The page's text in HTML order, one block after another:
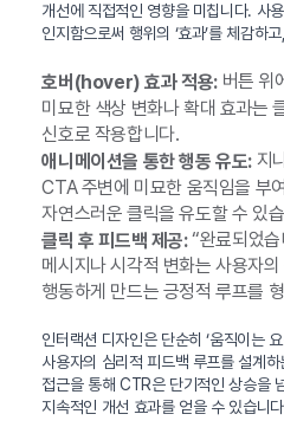
개선에 직접적인 영향을 미칩니다. 사
인지함으로써 행위의 ‘효과’를 체감하
호버(hover) 효과 적용:버튼 위
미묘한 색상 변화나 확대 효과는
신호로 작용합니다.
애니메이션을 통한 행동 유도:지
CTA 주변에 미묘한 움직임을 부
자연스러운 클릭을 유도할 수 있
클릭 후 피드백 제공:“완료되었습
메시지나 시각적 변화는 사용자
행동하게 만드는 긍정적 루프를
인터랙션 디자인은 단순히 ‘움직이는
사용자의 심리적 피드백 루프를 설계
접근을 통해 CTR은 단기적인 상승을
지속적인 개선 효과를 얻을 수 있습니